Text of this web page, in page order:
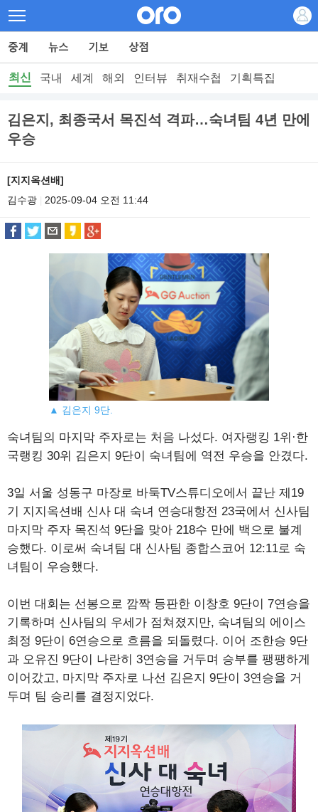
최신 국내 세계 해외 인터뷰 취재수첩 기획특집
김은지, 최종국서 목진석 격파…숙녀팀 4년 만에
우승
[지지옥션배]
김수광
2025-09-04 오전 11:44
▲ 김은지 9단.
숙녀팀의 마지막 주자로는 처음 나섰다. 여자랭킹 1위·한
국랭킹 30위 김은지 9단이 숙녀팀에 역전 우승을 안겼다.
3일 서울 성동구 마장로 바둑TV스튜디오에서 끝난 제19
기 지지옥션배 신사 대 숙녀 연승대항전 23국에서 신사팀
마지막 주자 목진석 9단을 맞아 218수 만에 백으로 불계
승했다. 이로써 숙녀팀 대 신사팀 종합스코어 12:11로 숙
녀팀이 우승했다.
이번 대회는 선봉으로 깜짝 등판한 이창호 9단이 7연승을
기록하며 신사팀의 우세가 점쳐졌지만, 숙녀팀의 에이스
최정 9단이 6연승으로 흐름을 되돌렸다. 이어 조한승 9단
과 오유진 9단이 나란히 3연승을 거두며 승부를 팽팽하게
이어갔고, 마지막 주자로 나선 김은지 9단이 3연승을 거
두며 팀 승리를 결정지었다.